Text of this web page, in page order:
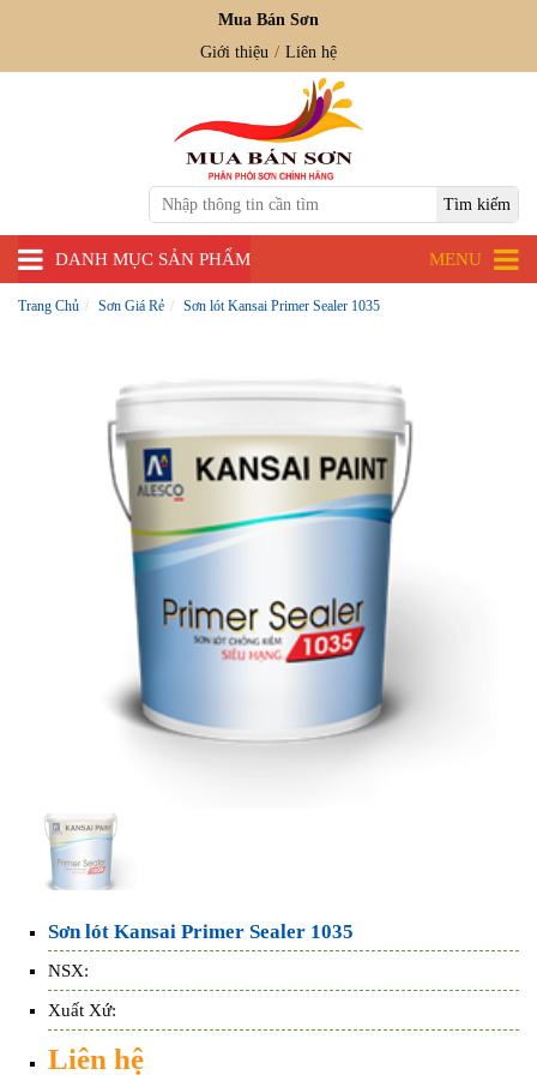
Mua Bán Sơn
Giới thiệu
Liên hệ
DANH MỤC SẢN PHẨM MENU
Trang Chủ Sơn Giá Rẻ Sơn lót Kansai Primer Sealer 1035
Sơn lót Kansai Primer Sealer 1035
NSX:
Xuất Xứ:
Liên hệ